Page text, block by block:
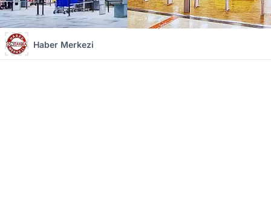
Haber Merkezi